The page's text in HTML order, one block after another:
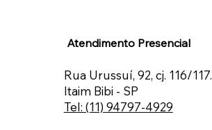
Atendimento Presencial
Rua Urussuí, 92, cj. 116/117.
Itaim Bibi - SP
Tel: (11) 94797-4929